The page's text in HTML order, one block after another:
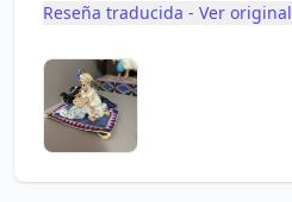
Reseña traducida - Ver original